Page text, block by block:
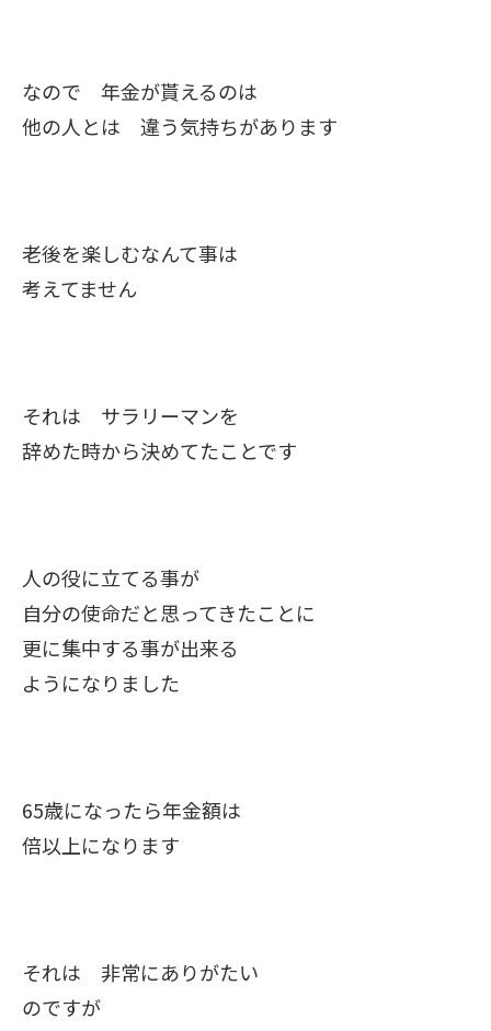
なので 年金が貰えるのは
他の人とは 違う気持ちがあります
老後を楽しむなんて事は
考えてません
それは サラリーマンを
辞めた時から決めてたことです
人の役に立てる事が
自分の使命だと思ってきたことに
更に集中する事が出来る
ようになりました
65歳になったら年金額は
倍以上になります
それは 非常にありがたい
のですが